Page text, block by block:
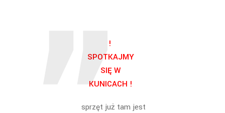
!
SPOTKAJMY
SIĘ W
KUNICACH !
sprzęt już tam jest